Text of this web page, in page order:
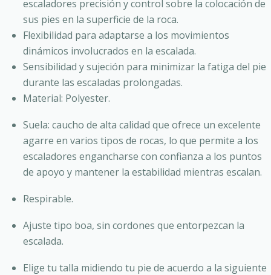
escaladores precisión y control sobre la colocación de
sus pies en la superficie de la roca.
Flexibilidad para adaptarse a los movimientos
dinámicos involucrados en la escalada.
Sensibilidad y sujeción para minimizar la fatiga del pie
durante las escaladas prolongadas.
Material: Polyester.
Suela: caucho de alta calidad que ofrece un excelente
agarre en varios tipos de rocas, lo que permite a los
escaladores engancharse con confianza a los puntos
de apoyo y mantener la estabilidad mientras escalan.
Respirable.
Ajuste tipo boa, sin cordones que entorpezcan la
escalada.
Elige tu talla midiendo tu pie de acuerdo a la siguiente